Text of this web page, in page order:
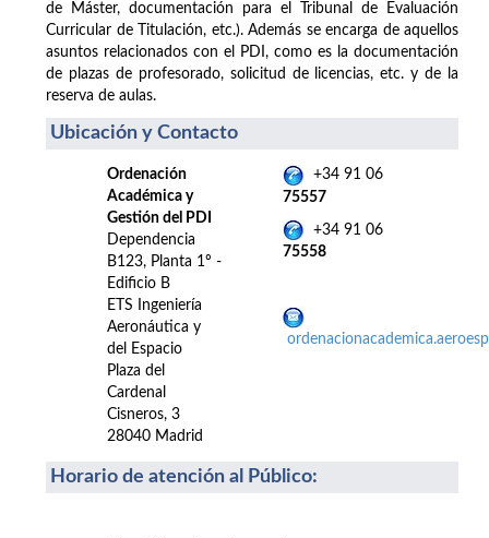
de Máster, documentación para el Tribunal de Evaluación
Curricular de Titulación, etc.). Además se encarga de aquellos
asuntos relacionados con el PDI, como es la documentación
de plazas de profesorado, solicitud de licencias, etc. y de la
reserva de aulas.
Ubicación y Contacto
Ordenación
Académica y
Gestión del PDI
Dependencia
B123, Planta 1º -
Edificio B
ETS Ingeniería
Aeronáutica y
del Espacio
Plaza del
Cardenal
Cisneros, 3
28040 Madrid
+34 91 06
75557
+34 91 06
75558
Horario de atención al Público: